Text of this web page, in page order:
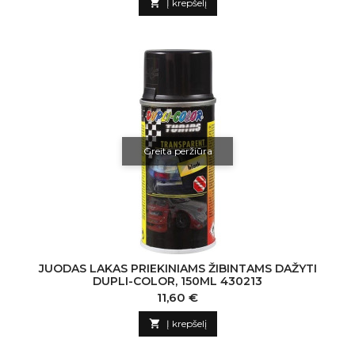
 Į krepšelį
Greita peržiūra
JUODAS LAKAS PRIEKINIAMS ŽIBINTAMS DAŽYTI
DUPLI-COLOR, 150ML 430213
Kaina
11,60 €
 Į krepšelį